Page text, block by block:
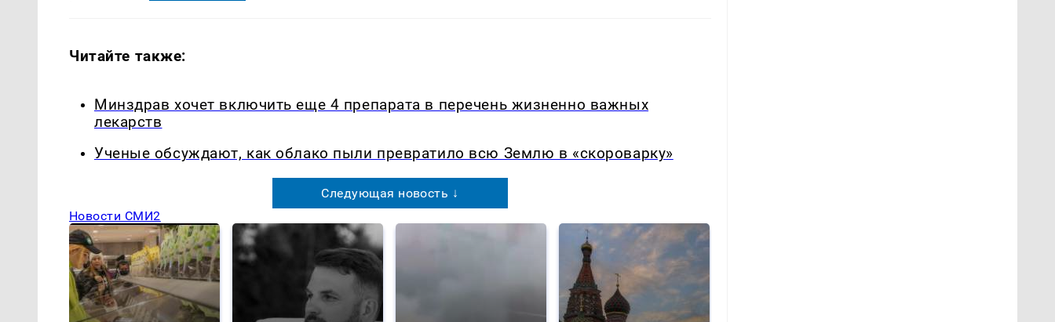
Читайте также:
Минздрав хочет включить еще 4 препарата в перечень жизненно важных
лекарств
Ученые обсуждают, как облако пыли превратило всю Землю в «скороварку»
Следующая новость ↓
Новости СМИ2